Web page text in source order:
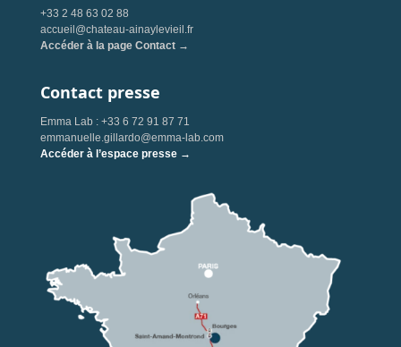
+33 2 48 63 02 88
accueil@chateau-ainaylevieil.fr
Accéder à la page Contact →
Contact presse
Emma Lab : +33 6 72 91 87 71
emmanuelle.gillardo@emma-lab.com
Accéder à l’espace presse →